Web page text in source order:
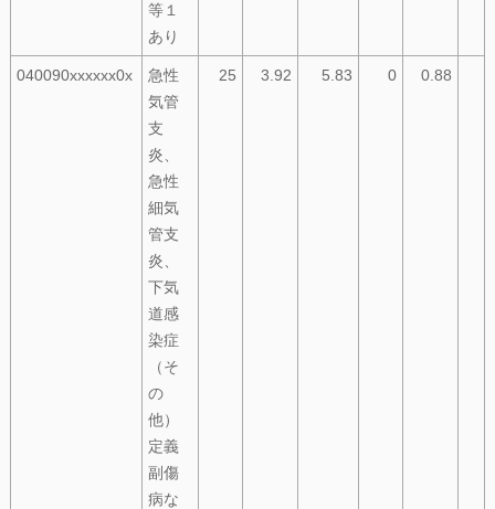
等１
あり
040090xxxxxx0x
急性
気管
支
炎、
急性
細気
管支
炎、
下気
道感
染症
（そ
の
他）
定義
副傷
病な
25 3.92 5.83 0 0.88